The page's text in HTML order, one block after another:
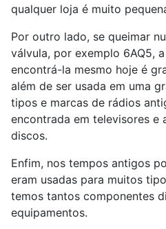
qualquer loja é muito
Por outro lado, se queimar
válvula, por exemplo 6AQ5,
encontrá-la mesmo hoje é
além de ser usada em uma
tipos e marcas de rádios
encontrada em televisores
discos.
Enfim, nos tempos antigos
eram usadas para muitos
temos tantos componentes
equipamentos.